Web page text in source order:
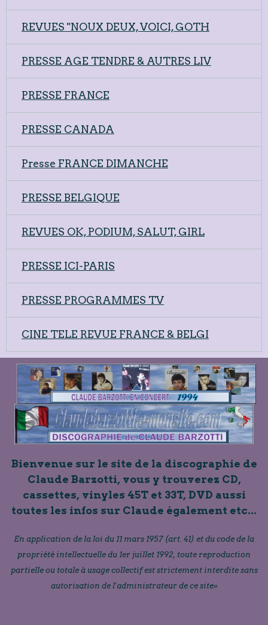
REVUES "NOUX DEUX, VOICI, GOTH
PRESSE AGE TENDRE & AUTRES LIV
PRESSE FRANCE
PRESSE CANADA
Presse FRANCE DIMANCHE
PRESSE BELGIQUE
REVUES OK, PODIUM, SALUT, GIRL
PRESSE ICI-PARIS
PRESSE PROGRAMMES TV
CINE TELE REVUE FRANCE & BELGI
Bienvenue sur le site de la discographie de
Claude Barzotti, vous y trouverez CD,
cassettes, vinyles 45T et 33T, DVD aussi
toutes les infos sur Claude également etc...
En application de la loi du 11 mars 1957 (art. 41) et du code de la
propriété intellectuelle du 1er juillet 1992, toute reproduction
partielle ou totale à usage collectif est strictement interdite sans
autorisation de l'administrateur de ce site»